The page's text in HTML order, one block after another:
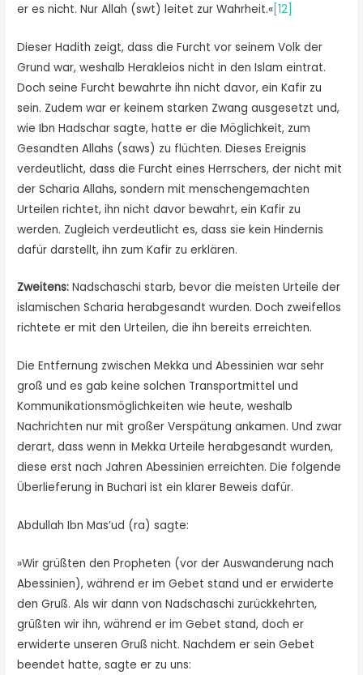
er es nicht. Nur Allah (swt) leitet zur Wahrheit.«[12]
Dieser Hadith zeigt, dass die Furcht vor seinem Volk der
Grund war, weshalb Herakleios nicht in den Islam eintrat.
Doch seine Furcht bewahrte ihn nicht davor, ein Kafir zu
sein. Zudem war er keinem starken Zwang ausgesetzt und,
wie Ibn Hadschar sagte, hatte er die Möglichkeit, zum
Gesandten Allahs (saws) zu flüchten. Dieses Ereignis
verdeutlicht, dass die Furcht eines Herrschers, der nicht mit
der Scharia Allahs, sondern mit menschengemachten
Urteilen richtet, ihn nicht davor bewahrt, ein Kafir zu
werden. Zugleich verdeutlicht es, dass sie kein Hindernis
dafür darstellt, ihn zum Kafir zu erklären.
Zweitens: Nadschaschi starb, bevor die meisten Urteile der
islamischen Scharia herabgesandt wurden. Doch zweifellos
richtete er mit den Urteilen, die ihn bereits erreichten.
Die Entfernung zwischen Mekka und Abessinien war sehr
groß und es gab keine solchen Transportmittel und
Kommunikationsmöglichkeiten wie heute, weshalb
Nachrichten nur mit großer Verspätung ankamen. Und zwar
derart, dass wenn in Mekka Urteile herabgesandt wurden,
diese erst nach Jahren Abessinien erreichten. Die folgende
Überlieferung in Buchari ist ein klarer Beweis dafür.
Abdullah Ibn Mas’ud (ra) sagte:
»Wir grüßten den Propheten (vor der Auswanderung nach
Abessinien), während er im Gebet stand und er erwiderte
den Gruß. Als wir dann von Nadschaschi zurückkehrten,
grüßten wir ihn, während er im Gebet stand, doch er
erwiderte unseren Gruß nicht. Nachdem er sein Gebet
beendet hatte, sagte er zu uns: